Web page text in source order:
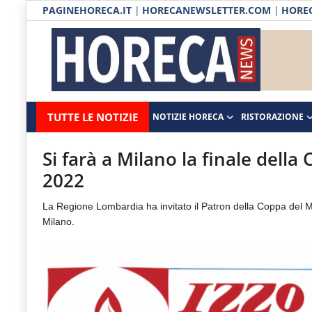
PAGINEHORECA.IT | HORECANEWSLETTER.COM |
Horecanews.it
-
Notizie
Horeca
Il
portale
del
del
TUTTE LE NOTIZIE NOTIZIE HORECA RISTORAZIONE
Notizie HORECA
Ristorazione
Ospitalità
Distribuzione
Prodotti | Dispensa Horeca
RUBRICHE
Si farà a Milano la finale della
2022
La Regione Lombardia ha invitato il Patron della Coppa del
Milano.